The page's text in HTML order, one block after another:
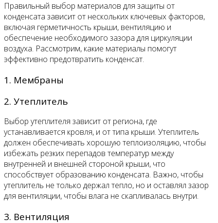
Правильный выбор материалов для защиты от
конденсата зависит от нескольких ключевых факторов,
включая герметичность крыши, вентиляцию и
обеспечение необходимого зазора для циркуляции
воздуха. Рассмотрим, какие материалы помогут
эффективно предотвратить конденсат.
1. Мембраны
2. Утеплитель
Выбор утеплителя зависит от региона, где
устанавливается кровля, и от типа крыши. Утеплитель
должен обеспечивать хорошую теплоизоляцию, чтобы
избежать резких перепадов температур между
внутренней и внешней стороной крыши, что
способствует образованию конденсата. Важно, чтобы
утеплитель не только держал тепло, но и оставлял зазор
для вентиляции, чтобы влага не скапливалась внутри.
3. Вентиляция